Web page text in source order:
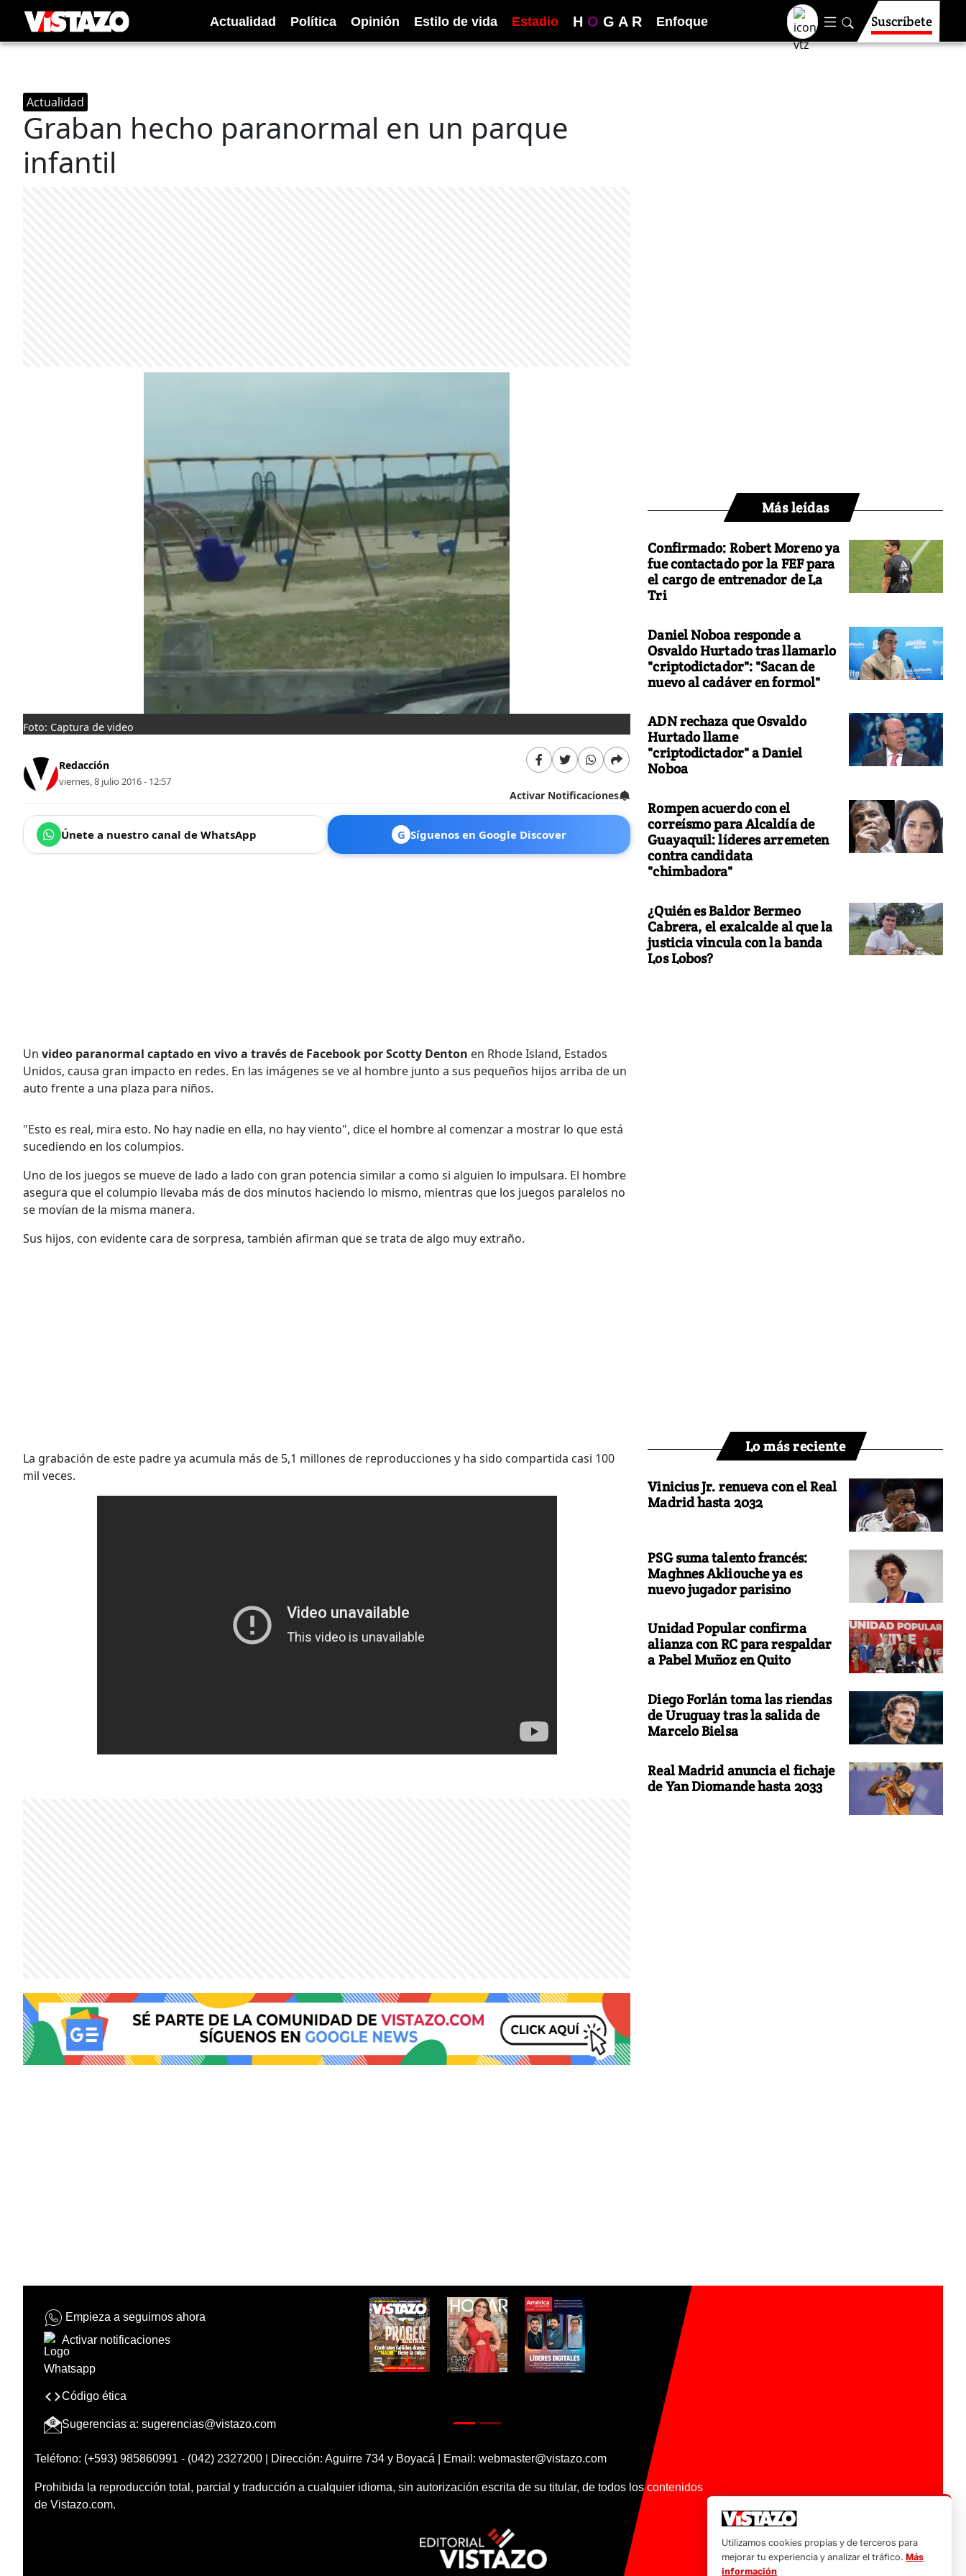
Actualidad Política Opinión Estilo de vida Estadio H O G A R Enfoque Suscríbete
Actualidad
Graban hecho paranormal en un parque
infantil
Foto: Captura de video
Redacción
viernes, 8 julio 2016 - 12:57
Activar Notificaciones
Únete a nuestro canal de WhatsApp G Síguenos en Google Discover
Un video paranormal captado en vivo a través de Facebook por Scotty Denton en Rhode Island, Estados
Unidos, causa gran impacto en redes. En las imágenes se ve al hombre junto a sus pequeños hijos arriba de un
auto frente a una plaza para niños.
"Esto es real, mira esto. No hay nadie en ella, no hay viento", dice el hombre al comenzar a mostrar lo que está
sucediendo en los columpios.
Uno de los juegos se mueve de lado a lado con gran potencia similar a como si alguien lo impulsara. El hombre
asegura que el columpio llevaba más de dos minutos haciendo lo mismo, mientras que los juegos paralelos no
se movían de la misma manera.
Sus hijos, con evidente cara de sorpresa, también afirman que se trata de algo muy extraño.
La grabación de este padre ya acumula más de 5,1 millones de reproducciones y ha sido compartida casi 100
mil veces.
Más leídas
Confirmado: Robert Moreno ya
fue contactado por la FEF para
el cargo de entrenador de La
Tri
Daniel Noboa responde a
Osvaldo Hurtado tras llamarlo
"criptodictador": "Sacan de
nuevo al cadáver en formol"
ADN rechaza que Osvaldo
Hurtado llame
"criptodictador" a Daniel
Noboa
Rompen acuerdo con el
correísmo para Alcaldía de
Guayaquil: líderes arremeten
contra candidata
"chimbadora"
¿Quién es Baldor Bermeo
Cabrera, el exalcalde al que la
justicia vincula con la banda
Los Lobos?
Lo más reciente
Vinicius Jr. renueva con el Real
Madrid hasta 2032
PSG suma talento francés:
Maghnes Akliouche ya es
nuevo jugador parisino
Unidad Popular confirma
alianza con RC para respaldar
a Pabel Muñoz en Quito
Diego Forlán toma las riendas
de Uruguay tras la salida de
Marcelo Bielsa
Real Madrid anuncia el fichaje
de Yan Diomande hasta 2033
Empieza a seguirnos ahora
Activar notificaciones
Código ética
Sugerencias a: sugerencias@vistazo.com
Teléfono: (+593) 985860991 - (042) 2327200 | Dirección: Aguirre 734 y Boyacá | Email: webmaster@vistazo.com
Prohibida la reproducción total, parcial y traducción a cualquier idioma, sin autorización escrita de su titular, de todos los contenidos
de Vistazo.com.
Utilizamos cookies propias y de terceros para
mejorar tu experiencia y analizar el tráfico. Más
información